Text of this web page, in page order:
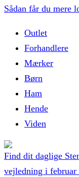
Sådan får du mere
Outlet
Forhandlere
Mærker
Børn
Ham
Hende
Viden
Find dit daglige
vejledning i februar